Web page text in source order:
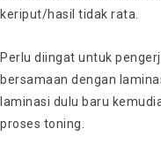
keriput/hasil tidak rata.
Perlu diingat untuk
bersamaan dengan
laminasi dulu baru
proses toning.